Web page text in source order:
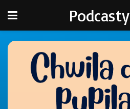
Podcasty